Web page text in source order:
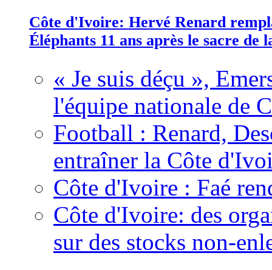
Côte d'Ivoire: Hervé Renard
Éléphants 11 ans après le sacre de
« Je suis déçu »,
l'équipe nationale de
Football : Renard,
entraîner la Côte
Côte d'Ivoire : Faé
Côte d'Ivoire: des
sur des stocks non-